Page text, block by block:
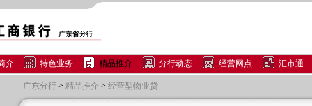
介 特色业务 精品推介 分行动态 经营网点 汇市通
广东分行 > 精品推介 > 经营型物业贷